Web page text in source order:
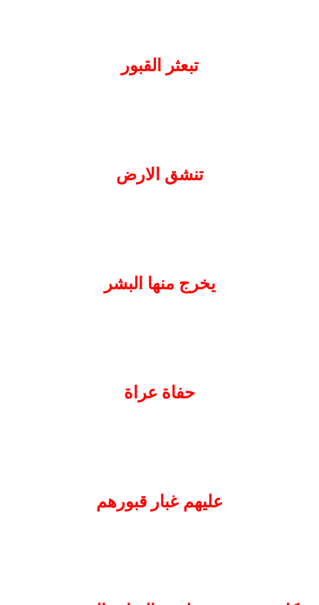
تبعثر القبور
تنشق الارض
يخرج منها البشر
حفاة عراة
عليهم غبار قبورهم